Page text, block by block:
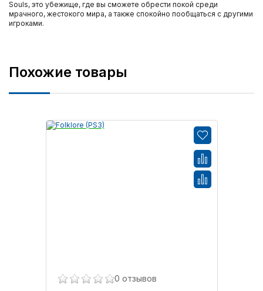
Souls, это убежище, где вы сможете обрести покой среди
мрачного, жестокого мира, а также спокойно пообщаться с другими
игроками.
Похожие товары
0 отзывов